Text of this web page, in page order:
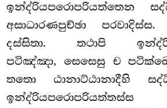
ඉන්ද්රියපරොපරියත්තෙන
අසාධාරණපුච්ඡා
දස්සිතා. තථාපි
පටිඤ්ඤා, සෙසෙසු ච
තතො ඨානාට්ඨානාදීහි
ඉන්ද්රියපරොපරියත්තස්ස